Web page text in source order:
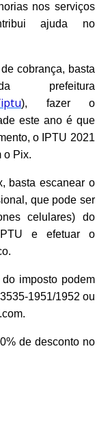
nos serviços
ajuda no
cobrança, basta
iptu), fazer o
este ano é que
o IPTU 2021
o Pix.
basta escanear o
que pode ser
celulares) do
e efetuar o
imposto podem
1951/1952 ou
de desconto no